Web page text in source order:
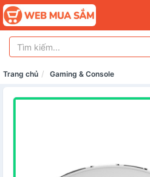
Trang chủ Gaming & Console